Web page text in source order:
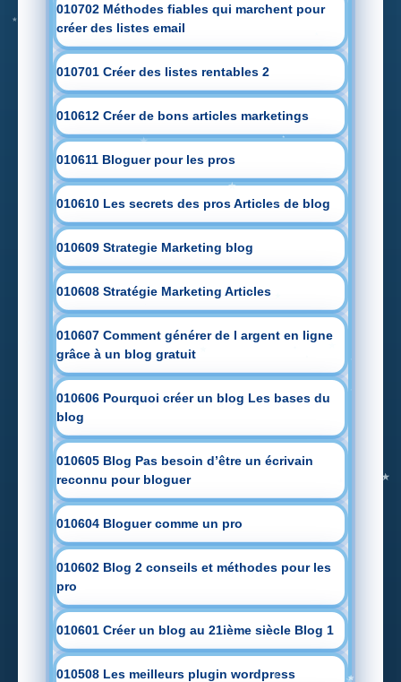
010702 Méthodes fiables qui marchent pour
créer des listes email
010701 Créer des listes rentables 2
010612 Créer de bons articles marketings
010611 Bloguer pour les pros
010610 Les secrets des pros Articles de blog
010609 Strategie Marketing blog
010608 Stratégie Marketing Articles
010607 Comment générer de l argent en ligne
grâce à un blog gratuit
010606 Pourquoi créer un blog Les bases du
blog
010605 Blog Pas besoin d’être un écrivain
reconnu pour bloguer
010604 Bloguer comme un pro
010602 Blog 2 conseils et méthodes pour les
pro
010601 Créer un blog au 21ième siècle Blog 1
010508 Les meilleurs plugin wordpress